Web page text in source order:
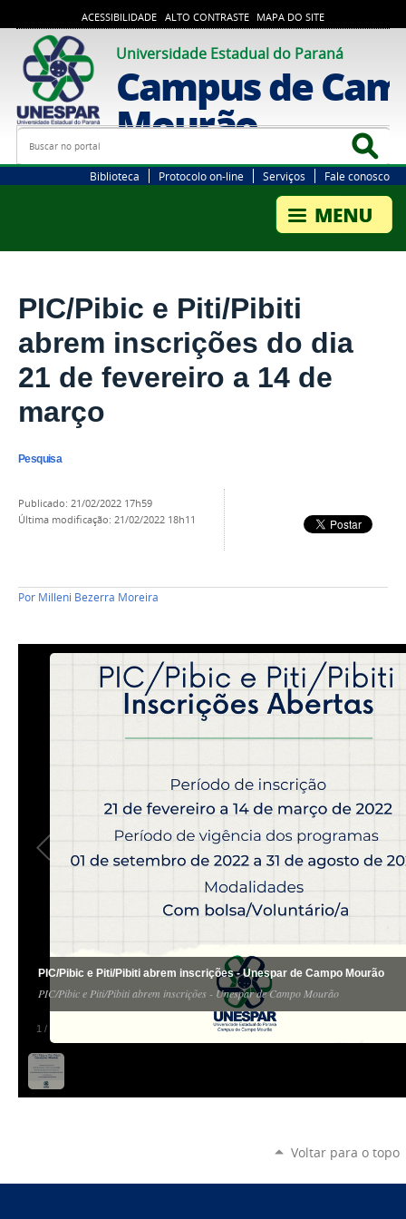
ACESSIBILIDADE ALTO CONTRASTE MAPA DO SITE
Universidade Estadual do Paraná
Campus de
Mourão
Busca
Biblioteca Protocolo on-line Serviços Fale conosco
PIC/Pibic e Piti/Pibiti
abrem inscrições do dia
21 de fevereiro a 14 de
março
Pesquisa
publicado: 21/02/2022 17h59
última modificação: 21/02/2022 18h11
Por Milleni Bezerra Moreira
1 /
PIC/Pibic e Piti/Pibiti abrem inscrições - Unespar de Campo Mourão
PIC/Pibic e Piti/Pibiti abrem inscrições - Unespar de Campo Mourão
Voltar para o topo